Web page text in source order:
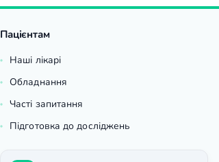
Пацієнтам
Наші лікарі
Обладнання
Часті запитання
Підготовка до досліджень